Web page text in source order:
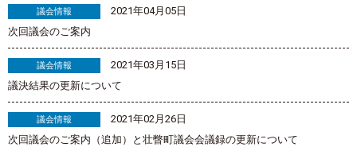
議会情報
2021年04月05日
次回議会のご案内
議会情報
2021年03月15日
議決結果の更新について
議会情報
2021年02月26日
次回議会のご案内（追加）と壮瞥町議会会議録の更新について